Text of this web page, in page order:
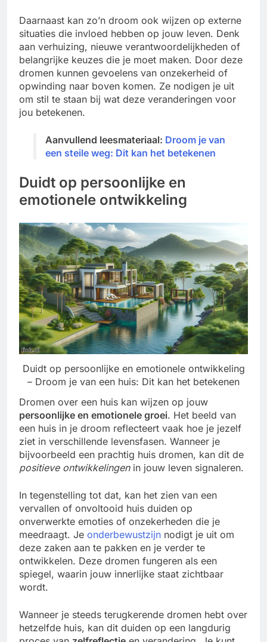
Daarnaast kan zo’n droom ook wijzen op externe
situaties die invloed hebben op jouw leven. Denk
aan verhuizing, nieuwe verantwoordelijkheden of
belangrijke keuzes die je moet maken. Door deze
dromen kunnen gevoelens van onzekerheid of
opwinding naar boven komen. Ze nodigen je uit
om stil te staan bij wat deze veranderingen voor
jou betekenen.
Aanvullend leesmateriaal: Droom je van
een steile weg: Dit kan het betekenen
Duidt op persoonlijke en
emotionele ontwikkeling
Duidt op persoonlijke en emotionele ontwikkeling
– Droom je van een huis: Dit kan het betekenen
Dromen over een huis kan wijzen op jouw
persoonlijke en emotionele groei. Het beeld van
een huis in je droom reflecteert vaak hoe je jezelf
ziet in verschillende levensfasen. Wanneer je
bijvoorbeeld een prachtig huis dromen, kan dit de
positieve ontwikkelingenin jouw leven signaleren.
In tegenstelling tot dat, kan het zien van een
vervallen of onvoltooid huis duiden op
onverwerkte emoties of onzekerheden die je
meedraagt. Je onderbewustzijn nodigt je uit om
deze zaken aan te pakken en je verder te
ontwikkelen. Deze dromen fungeren als een
spiegel, waarin jouw innerlijke staat zichtbaar
wordt.
Wanneer je steeds terugkerende dromen hebt over
hetzelfde huis, kan dit duiden op een langdurig